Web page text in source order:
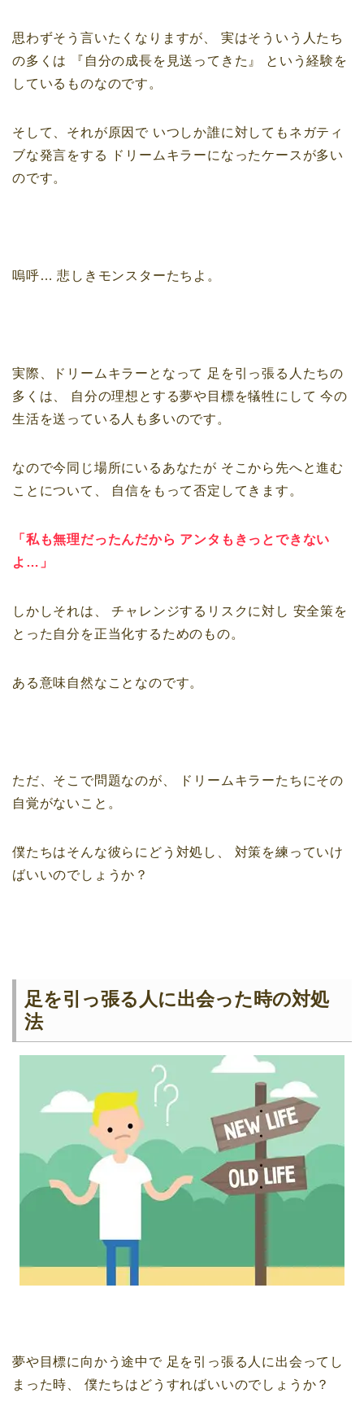
思わずそう言いたくなりますが、
実はそういう人たち
の多くは
『自分の成長を見送ってきた』
という経験を
しているものなのです。
そして、それが原因で いつしか誰に対してもネガティ
ブな発言をする
ドリームキラーになったケースが多い
のです。
嗚呼… 悲しきモンスターたちよ。
実際、ドリームキラーとなって 足を引っ張る人たちの
多くは、
自分の理想とする夢や目標を犠牲にして 今の
生活を送っている人も多いのです。
なので今同じ場所にいるあなたが そこから先へと進む
ことについて、
自信をもって否定してきます。
「私も無理だったんだから アンタもきっとできない
よ…」
しかしそれは、 チャレンジするリスクに対し 安全策を
とった自分を正当化するためのもの。
ある意味自然なことなのです。
ただ、そこで問題なのが、
ドリームキラーたちにその
自覚がないこと。
僕たちはそんな彼らにどう対処し、
対策を練っていけ
ばいいのでしょうか？
足を引っ張る人に出会った時の対処
法
夢や目標に向かう途中で足を引っ張る人に出会ってし
まった時、
僕たちはどうすればいいのでしょうか？